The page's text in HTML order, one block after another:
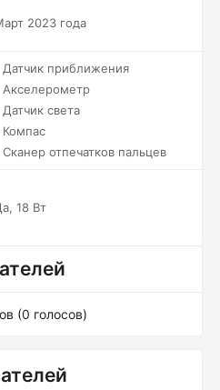
2023 года
Датчик приближения
Акселерометр
света
Компас
отпечатков пальцев
18 Вт
(0 голосов)